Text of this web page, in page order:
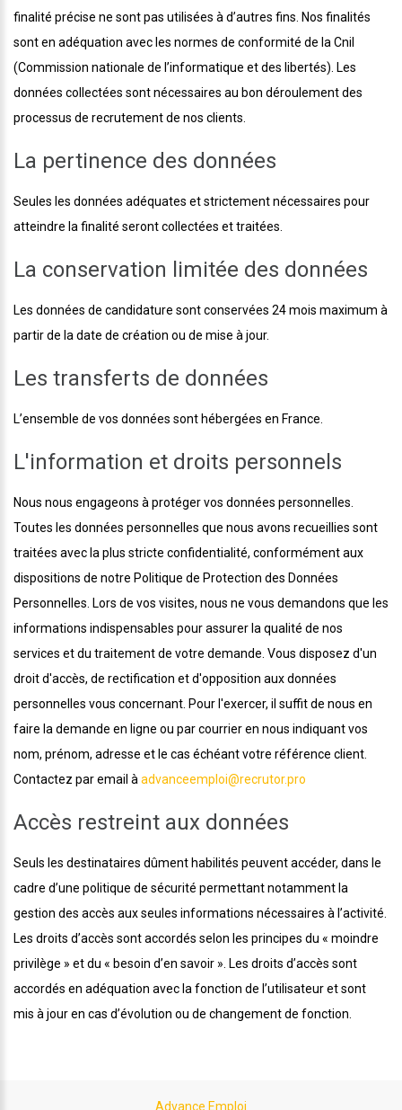
finalité précise ne sont pas utilisées à d’autres fins. Nos finalités
sont en adéquation avec les normes de conformité de la Cnil
(Commission nationale de l’informatique et des libertés). Les
données collectées sont nécessaires au bon déroulement des
processus de recrutement de nos clients.
La pertinence des données
Seules les données adéquates et strictement nécessaires pour
atteindre la finalité seront collectées et traitées.
La conservation limitée des données
Les données de candidature sont conservées 24 mois maximum à
partir de la date de création ou de mise à jour.
Les transferts de données
L’ensemble de vos données sont hébergées en France.
L'information et droits personnels
Nous nous engageons à protéger vos données personnelles.
Toutes les données personnelles que nous avons recueillies sont
traitées avec la plus stricte confidentialité, conformément aux
dispositions de notre Politique de Protection des Données
Personnelles. Lors de vos visites, nous ne vous demandons que les
informations indispensables pour assurer la qualité de nos
services et du traitement de votre demande. Vous disposez d'un
droit d'accès, de rectification et d'opposition aux données
personnelles vous concernant. Pour l'exercer, il suffit de nous en
faire la demande en ligne ou par courrier en nous indiquant vos
nom, prénom, adresse et le cas échéant votre référence client.
Contactez par email à advanceemploi@recrutor.pro
Accès restreint aux données
Seuls les destinataires dûment habilités peuvent accéder, dans le
cadre d’une politique de sécurité permettant notamment la
gestion des accès aux seules informations nécessaires à l’activité.
Les droits d’accès sont accordés selon les principes du « moindre
privilège » et du « besoin d’en savoir ». Les droits d’accès sont
accordés en adéquation avec la fonction de l’utilisateur et sont
mis à jour en cas d’évolution ou de changement de fonction.
Advance Emploi